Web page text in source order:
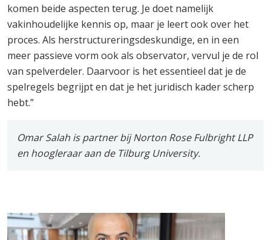
komen beide aspecten terug. Je doet namelijk
vakinhoudelijke kennis op, maar je leert ook over het
proces. Als herstructureringsdeskundige, en in een
meer passieve vorm ook als observator, vervul je de rol
van spelverdeler. Daarvoor is het essentieel dat je de
spelregels begrijpt en dat je het juridisch kader scherp
hebt.”
Omar Salah is partner bij Norton Rose Fulbright LLP
en hoogleraar aan de Tilburg University.